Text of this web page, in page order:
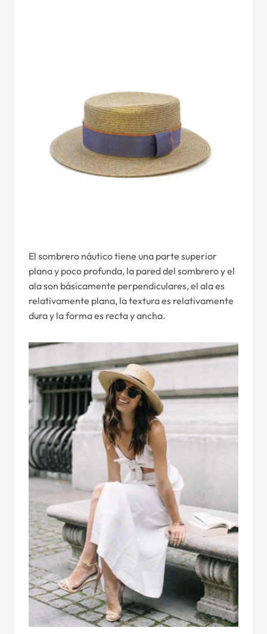
El sombrero náutico tiene una parte superior
plana y poco profunda, la pared del sombrero y el
ala son básicamente perpendiculares, el ala es
relativamente plana, la textura es relativamente
dura y la forma es recta y ancha.